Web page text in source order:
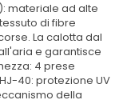
materiale ad alte
di fibre
La calotta dal
e garantisce
4 prese
40: protezione UV
della